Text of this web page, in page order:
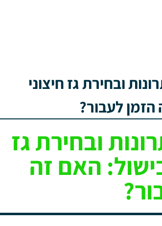
ובחירת גז חיצוני
לעבור?
ובחירת גז
האם זה